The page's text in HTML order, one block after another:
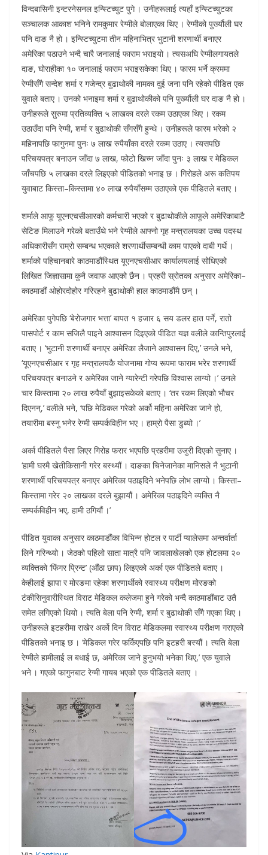
विन्दबासिनी इन्टरनेसनल इन्स्टिच्युट पुगे । उनीहरूलाई त्यहाँ इन्स्टिच्युटका
सञ्चालक आकाश भनिने रामकुमार रेग्मीले बोलाएका थिए । रेग्मीको पुर्ख्यौली घर
पनि दाङ नै हो । इन्स्टिच्युटमा तीन महिनाभित्र भुटानी शरणार्थी बनाएर
अमेरिका पठाउने भन्दै चारै जनालाई फाराम भराइयो । त्यसअघि रेग्मीलगायतले
दाङ, घोराहीका १० जनालाई फाराम भराइसकेका थिए । फारम भर्ने क्रममा
रेग्मीसँगै सन्देश शर्मा र गजेन्द्र बुढाथोकी नामका दुई जना पनि रहेको पीडित एक
युवाले बताए । उनको भनाइमा शर्मा र बुढाथोकीको पनि पुर्ख्यौली घर दाङ नै हो ।
उनीहरूले सुरुमा प्रतिव्यक्ति ५ लाखका दरले रकम उठाएका थिए । रकम
उठाउँदा पनि रेग्मी, शर्मा र बुढाथोकी सँगसँगै हुन्थे । उनीहरूले फारम भरेको २
महिनापछि फागुनमा पुनः ७ लाख रुपैयाँका दरले रकम उठाए । त्यसपछि
परिचयपत्र बनाउन जाँदा ७ लाख, फोटो खिच्न जाँदा पुनः ३ लाख र मेडिकल
जाँचपछि ५ लाखका दरले लिइएको पीडितको भनाइ छ । गिरोहले अरू कतिपय
युवाबाट किस्ता–किस्तामा ४० लाख रुपैयाँसम्म उठाएको एक पीडितले बताए ।
शर्माले आफू यूएनएचसीआरको कर्मचारी भएको र बुढाथोकीले आफूले अमेरिकाबाटै
सेटिङ मिलाउने गरेको बताउँथे भने रेग्मीले आफ्नो गृह मन्त्रालयका उच्च पदस्थ
अधिकारीसँग राम्रो सम्बन्ध भएकाले शरणार्थीसम्बन्धी काम पाएको दाबी गर्थे ।
शर्माको पहिचानबारे काठमाडौंस्थित यूएनएचसीआर कार्यालयलाई सोधिएको
लिखित जिज्ञासामा कुनै जवाफ आएको छैन । प्रहरी स्रोतका अनुसार अमेरिका–
काठमाडौं ओहोरदोहोर गरिरहने बुढाथोकी हाल काठमाडौंमै छन् ।
अमेरिका पुगेपछि ‘बेरोजगार भत्ता’ बापत १ हजार ६ सय डलर हात पर्ने, रातो
पासपोर्ट र काम सजिलै पाइने आश्वासन दिइएको पीडित यज्ञ वलीले कान्तिपुरलाई
बताए । ‘भुटानी शरणार्थी बनाएर अमेरिका लैजाने आश्वासन दिए,’ उनले भने,
‘यूएनएचसीआर र गृह मन्त्रालयकै योजनामा गोप्य रूपमा फाराम भरेर शरणार्थी
परिचयपत्र बनाउने र अमेरिका जाने ग्यारेन्टी गरेपछि विश्वास लाग्यो ।’ उनले
चार किस्तामा २० लाख रुपैयाँ बुझाइसकेको बताए । ‘तर रकम लिएको भौचर
दिएनन्,’ वलीले भने, ‘पछि मेडिकल गरेको अर्को महिना अमेरिका जाने हो,
तयारीमा बस्नु भनेर रेग्मी सम्पर्कविहीन भए । हाम्रो पैसा डुब्यो ।’
अर्का पीडितले पैसा लिएर गिरोह फरार भएपछि प्रहरीमा उजुरी दिएको सुनाए ।
‘हामी घरमै खेतीकिसानी गरेर बस्थ्यौं । दाङका चिनेजानेका मानिसले नै भुटानी
शरणार्थी परिचयपत्र बनाएर अमेरिका पठाइदिने भनेपछि लोभ लाग्यो । किस्ता–
किस्तामा गरेर २० लाखका दरले बुझायौं । अमेरिका पठाइदिने व्यक्ति नै
सम्पर्कविहीन भए, हामी ठगियौं ।’
पीडित युवाका अनुसार काठमाडौंका विभिन्न होटल र पार्टी प्यालेसमा अन्तर्वार्ता
लिने गरिन्थ्यो । जेठको पहिलो साता मात्रै पनि जावलाखेलको एक होटलमा २०
व्यक्तिको ‘फिंगर प्रिन्ट’ (औंठा छाप) लिइएको अर्का एक पीडितले बताए ।
केहीलाई झापा र मोरङमा रहेका शरणार्थीको स्वास्थ्य परीक्षण मोरङको
टंकीसिनुवारीस्थित विराट मेडिकल कलेजमा हुने गरेको भन्दै काठमाडौंबाट उतै
समेत लगिएको थियो । त्यति बेला पनि रेग्मी, शर्मा र बुढाथोकी सँगै गएका थिए ।
उनीहरूले इटहरीमा राखेर अर्को दिन विराट मेडिकलमा स्वास्थ्य परीक्षण गराएको
पीडितको भनाइ छ । ‘मेडिकल गरेर फर्किएपछि पनि इटहरी बस्यौं । त्यति बेला
रेग्मीले हामीलाई ल बधाई छ, अमेरिका जाने हुनुभयो भनेका थिए,’ एक युवाले
भने । गएको फागुनबाट रेग्मी गायब भएको एक पीडितले बताए ।